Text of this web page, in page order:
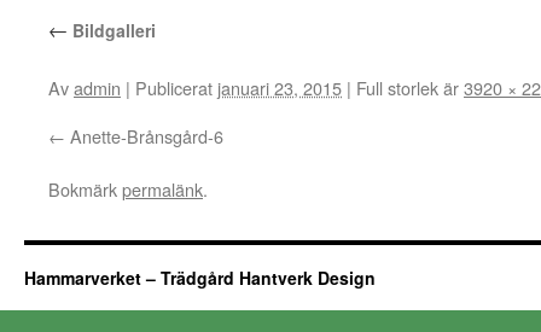
← Bildgalleri
Avadmin | Publicerat januari 23, 2015 | Full storlek är3920 ×
Anette-Brånsgård-6
Bokmärkpermalänk.
Hammarverket – Trädgård Hantverk Design